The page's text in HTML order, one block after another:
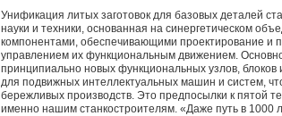
Унификация литых заготовок для базовых деталей
науки и техники, основанная на синергетическом
компонентами, обеспечивающими проектирование и
управлением их функциональным движением.
принципиально новых функциональных узлов,
для подвижных интеллектуальных машин и систем,
бережливых производств. Это предпосылки к пятой
именно нашим станкостроителям. «Даже путь в 1000